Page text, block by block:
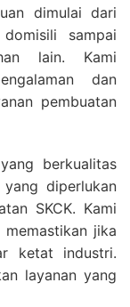
dimulai dari
sampai
lain. Kami
dan
pembuatan
berkualitas
diperlukan
SKCK. Kami
jika
ketat industri.
layanan yang